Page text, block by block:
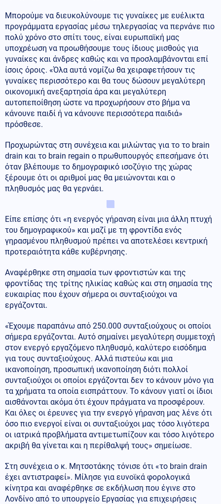
Μπορούμε να διευκολύνουμε τις γυναίκες με ευέλικτα
προγράμματα εργασίας μέσω τηλεργασίας να περνάνε πιο
πολύ χρόνο στο σπίτι τους, είναι ευρωπαϊκή μας
υποχρέωση να προωθήσουμε τους ίδιους μισθούς για
γυναίκες και άνδρες καθώς και να προσλαμβάνονται επί
ίσοις όροις. «Όλα αυτά νομίζω θα χειραφετήσουν τις
γυναίκες περισσότερο και θα τους δώσουν μεγαλύτερη
οικονομική ανεξαρτησία άρα και μεγαλύτερη
αυτοπεποίθηση ώστε να προχωρήσουν στο βήμα να
κάνουνε παιδί ή να κάνουνε περισσότερα παιδιά»
πρόσθεσε.
Προχωρώντας στη συνέχεια και μιλώντας για το το brain
drain και το brain regain ο πρωθυπουργός επεσήμανε ότι
όταν βλέπουμε το δημογραφικό ισοζύγιο της χώρας
ξέρουμε ότι οι αριθμοί μας θα μειώνονται και ο
πληθυσμός μας θα γερνάει.
Είπε επίσης ότι «η ενεργός γήρανση είναι μια άλλη πτυχή
του δημογραφικού» και μαζί με τη φροντίδα ενός
γηρασμένου πληθυσμού πρέπει να αποτελέσει κεντρική
προτεραιότητα κάθε κυβέρνησης.
Αναφέρθηκε στη σημασία των φροντιστών και της
φροντίδας της τρίτης ηλικίας καθώς και στη σημασία της
ευκαιρίας που έχουν σήμερα οι συνταξιούχοι να
εργάζονται.
«Έχουμε παραπάνω από 250.000 συνταξιούχους οι οποίοι
σήμερα εργάζονται. Αυτό σημαίνει μεγαλύτερη συμμετοχή
στον ενεργό εργαζόμενο πληθυσμό, καλύτερο εισόδημα
για τους συνταξιούχους. Αλλά πιστεύω και μια
ικανοποίηση, προσωπική ικανοποίηση διότι πολλοί
συνταξιούχοι οι οποίοι εργάζονται δεν το κάνουν μόνο για
τα χρήματα τα οποία εισπράττουν. Το κάνουν γιατί οι ίδιοι
αισθάνονται ακόμα ότι έχουν πράγματα να προσφέρουν.
Και όλες οι έρευνες για την ενεργό γήρανση μας λένε ότι
όσο πιο ενεργοί είναι οι συνταξιούχοι μας τόσο λιγότερα
οι ιατρικά προβλήματα αντιμετωπίζουν και τόσο λιγότερο
ακριβή θα γίνεται και η περίθαλψή τους» σημείωσε.
Στη συνέχεια ο κ. Μητσοτάκης τόνισε ότι «το brain drain
έχει αντιστραφεί». Μίλησε για ευνοϊκά φορολογικά
κίνητρα και αναφέρθηκε σε εκδήλωση που έγινε στο
Λονδίνο από το υπουργείο Εργασίας για επιχειρήσεις